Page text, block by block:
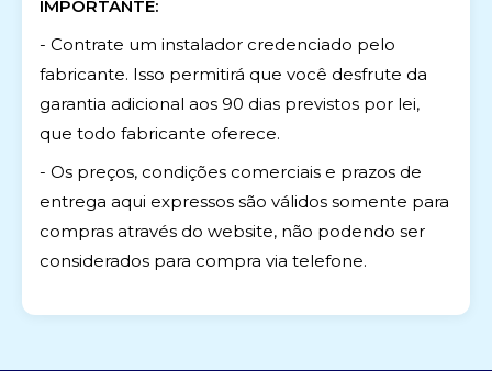
IMPORTANTE:
- Contrate um instalador credenciado pelo
fabricante. Isso permitirá que você desfrute da
garantia adicional aos 90 dias previstos por lei,
que todo fabricante oferece.
- Os preços, condições comerciais e prazos de
entrega aqui expressos são válidos somente para
compras através do website, não podendo ser
considerados para compra via telefone.